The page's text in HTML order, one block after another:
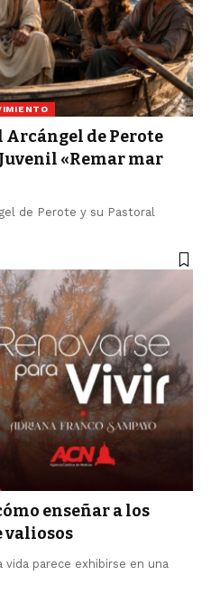
de Perote
«Remar mar
de Perote y su Pastoral
enseñar a los
valiosos
parece exhibirse en una